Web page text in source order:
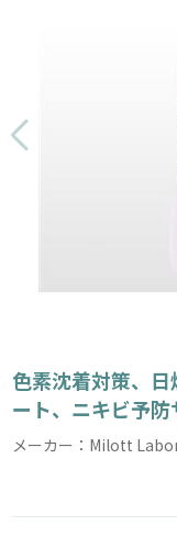
色素沈着対策、
ート、ニキビ予防
メーカー：Milott